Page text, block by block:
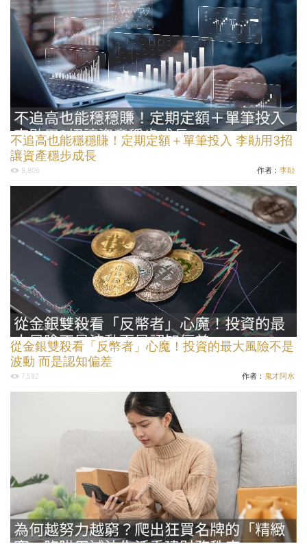
不追高也能穩穩賺！定期定額＋單筆投入 李勛用3招
讓資產穩步成長
9,806 作者： 李勛
從金銀雙殺看「反幣者」心魔！投資的最大風險不是
波動 而是認知偏差
7,582 作者： 鬼才阿水